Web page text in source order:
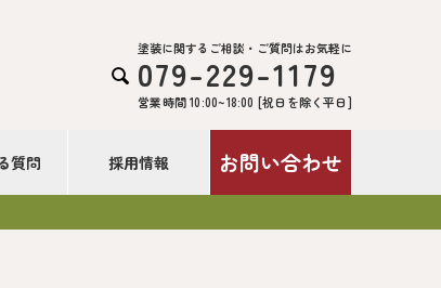

塗装に関するご相談・ご質問はお気軽に
079-229-1179
営業時間 10:00~18:00 [祝日を除く平日]
質問 採用情報 お問い合わせ